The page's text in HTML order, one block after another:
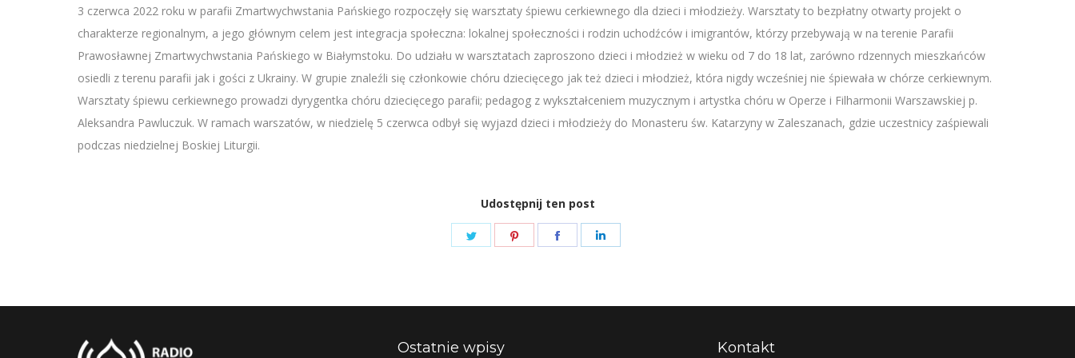
RSS FEED
LINK
3 czerwca 2022 roku w parafii Zmartwychwstania Pańskiego rozpoczęły się warsztaty śpiewu cerkiewnego dla dzieci i młodzieży. Warsztaty to bezpłatny otwarty projekt o
charakterze regionalnym, a jego głównym celem jest integracja społeczna: lokalnej społeczności i rodzin uchodźców i imigrantów, którzy przebywają w na terenie Parafii
Prawosławnej Zmartwychwstania Pańskiego w Białymstoku. Do udziału w warsztatach zaproszono dzieci i młodzież w wieku od 7 do 18 lat, zarówno rdzennych mieszkańców
osiedli z terenu parafii jak i gości z Ukrainy. W grupie znaleźli się członkowie chóru dziecięcego jak też dzieci i młodzież, która nigdy wcześniej nie śpiewała w chórze cerkiewnym.
Warsztaty śpiewu cerkiewnego prowadzi dyrygentka chóru dziecięcego parafii; pedagog z wykształceniem muzycznym i artystka chóru w Operze i Filharmonii Warszawskiej p.
Aleksandra Pawluczuk. W ramach warszatów, w niedzielę 5 czerwca odbył się wyjazd dzieci i młodzieży do Monasteru św. Katarzyny w Zaleszanach, gdzie uczestnicy zaśpiewali
podczas niedzielnej Boskiej Liturgii.
Udostępnij ten post
Share
Share
Share
Ostatnie wpisy Kontakt